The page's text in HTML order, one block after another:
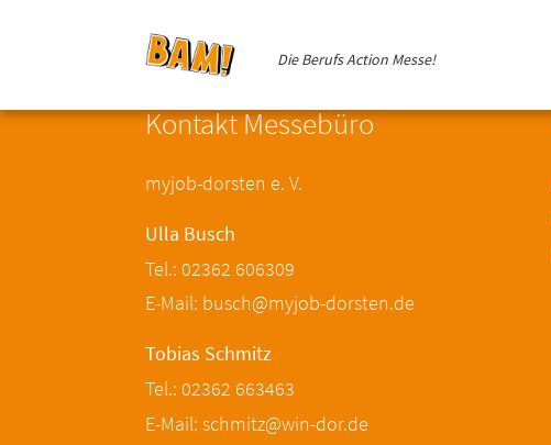
Die Berufs Action Messe!
Kontakt Messebüro
myjob-dorsten e. V.
Ulla Busch
Tel.: 02362 606309
E-Mail: busch@myjob-dorsten.de
Tobias Schmitz
Tel.: 02362 663463
E-Mail: schmitz@win-dor.de